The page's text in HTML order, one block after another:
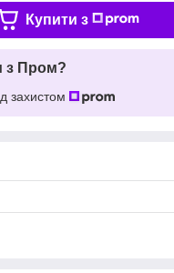
Купити з
з Пром?
захистом